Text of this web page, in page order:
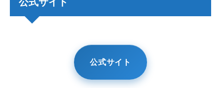
公式サイト